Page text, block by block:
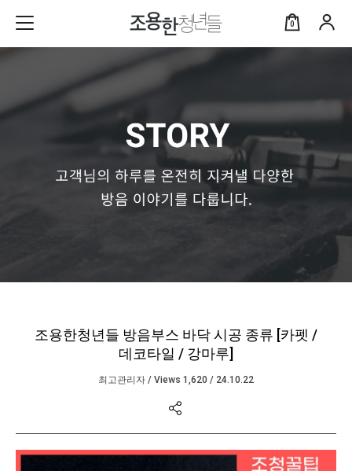
0
조용한청년들 방음부스 바닥 시공 종류 [카펫 /
데코타일 / 강마루]
최고관리자 / Views 1,620 / 24.10.22
본문